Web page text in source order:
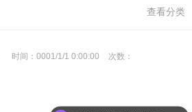
查看分类
时间： 0001/1/1 0:00:00 次数：